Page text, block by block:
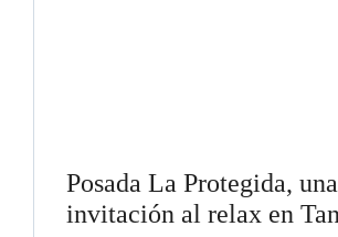
Posada La Protegida, una
invitación al relax en